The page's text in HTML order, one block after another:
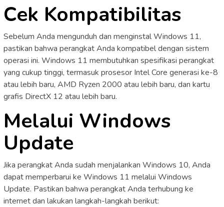
Cek Kompatibilitas
Sebelum Anda mengunduh dan menginstal Windows 11,
pastikan bahwa perangkat Anda kompatibel dengan sistem
operasi ini. Windows 11 membutuhkan spesifikasi perangkat
yang cukup tinggi, termasuk prosesor Intel Core generasi ke-8
atau lebih baru, AMD Ryzen 2000 atau lebih baru, dan kartu
grafis DirectX 12 atau lebih baru.
Melalui Windows
Update
Jika perangkat Anda sudah menjalankan Windows 10, Anda
dapat memperbarui ke Windows 11 melalui Windows
Update. Pastikan bahwa perangkat Anda terhubung ke
internet dan lakukan langkah-langkah berikut: